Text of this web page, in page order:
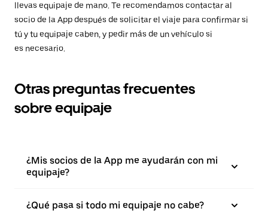
llevas equipaje de mano. Te recomendamos contactar al
socio de la App después de solicitar el viaje para confirmar si
tú y tu equipaje caben, y pedir más de un vehículo si
es necesario.
Otras preguntas frecuentes
sobre equipaje
¿Mis socios de la App me ayudarán con mi
equipaje?
¿Qué pasa si todo mi equipaje no cabe?